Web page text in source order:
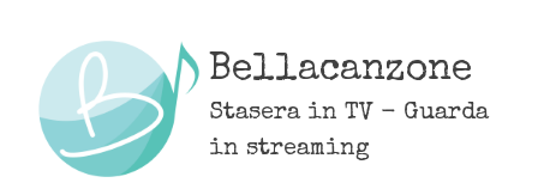
content
Bellacanzone
Stasera in TV - Guarda
in streaming